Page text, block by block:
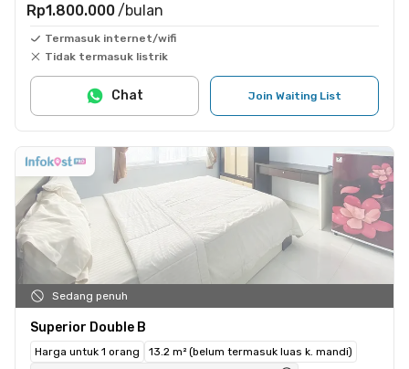
Rp1.800.000 /bulan
Termasuk internet/wifi
Tidak termasuk listrik
Join Waiting List
Chat
Sedang penuh
Superior Double B
Harga untuk 1 orang
13.2 m² (belum termasuk luas k. mandi)